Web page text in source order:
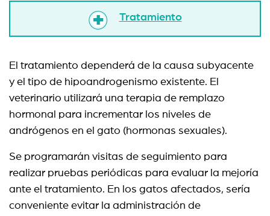
Tratamiento
El tratamiento dependerá de la causa subyacente
y el tipo de hipoandrogenismo existente. El
veterinario utilizará una terapia de remplazo
hormonal para incrementar los niveles de
andrógenos en el gato (hormonas sexuales).
Se programarán visitas de seguimiento para
realizar pruebas periódicas para evaluar la mejoría
ante el tratamiento. En los gatos afectados, sería
conveniente evitar la administración de